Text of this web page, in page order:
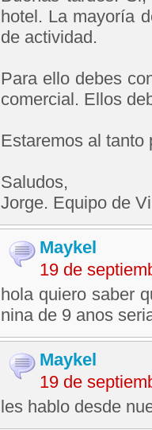
hotel. La mayoría
de actividad.
Para ello debes
comercial. Ellos
Estaremos al tanto
Saludos,
Jorge. Equipo de
Maykel
19 de
hola quiero saber
nina de 9 anos
Maykel
19 de
les hablo desde